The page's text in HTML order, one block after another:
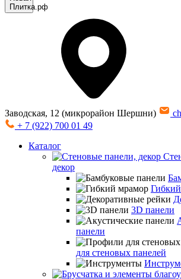
Заводская, 12 (микрорайон Шершни)
+ 7 (922) 700 01 49
Каталог
декор
3D панели
панели
для стеновых панелей